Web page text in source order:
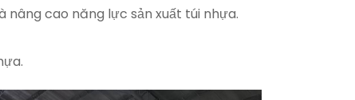
nâng cao năng lực sản xuất túi nhựa.